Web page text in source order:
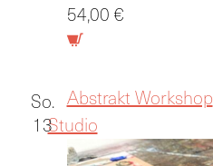
54,00 €
So.
13
Abstrakt Workshop
Studio